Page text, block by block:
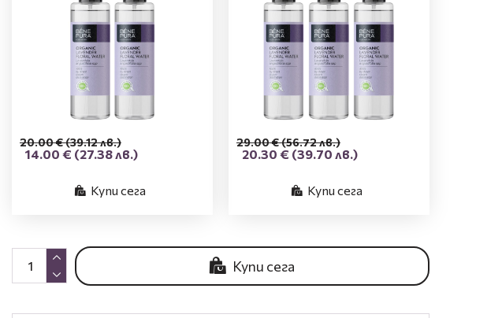
Купи сега
14.00 € (27.38 лв.)
20.00 €(39.12 лв.)
Купи сега
20.30 € (39.70 лв.)
29.00 €(56.72 лв.)
Купи сега